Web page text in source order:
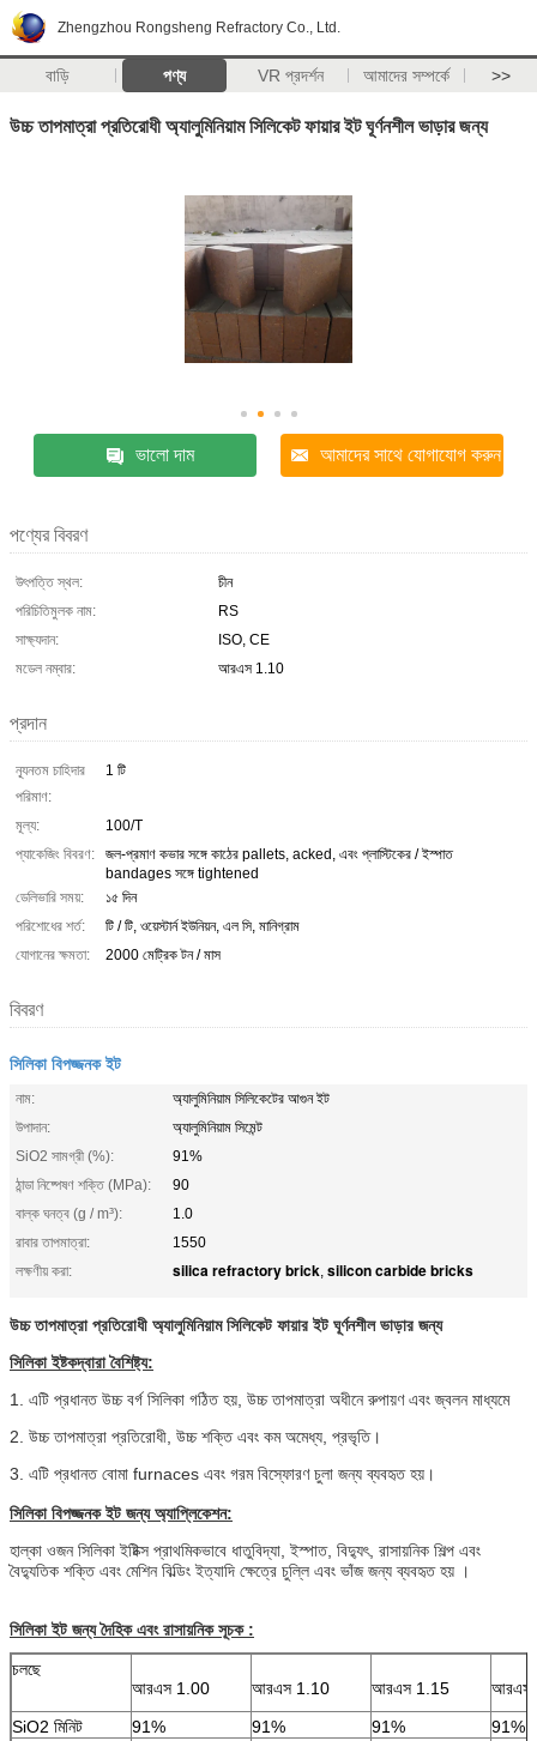
Zhengzhou Rongsheng Refractory Co., Ltd.
বাড়ি পণ্য VR প্রদর্শন আমাদের সম্পর্কে >>
উচ্চ তাপমাত্রা প্রতিরোধী অ্যালুমিনিয়াম সিলিকেট ফায়ার ইট ঘূর্ণনশীল ভাড়ার জন্য
ভালো দাম আমাদের সাথে যোগাযোগ করুন
পণ্যের বিবরণ
উৎপত্তি স্থল:
চীন
পরিচিতিমুলক নাম:
RS
সাক্ষ্যদান:
ISO, CE
মডেল নম্বার:
আরএস 1.10
প্রদান
ন্যূনতম চাহিদার
পরিমাণ:
1 টি
মূল্য:
100/T
প্যাকেজিং বিবরণ:
জল-প্রমাণ কভার সঙ্গে কাঠের pallets, acked, এবং প্লাস্টিকের / ইস্পাত
bandages সঙ্গে tightened
ডেলিভারি সময়:
১৫ দিন
পরিশোধের শর্ত:
টি / টি, ওয়েস্টার্ন ইউনিয়ন, এল সি, মানিগ্রাম
যোগানের ক্ষমতা:
2000 মেট্রিক টন / মাস
বিবরণ
সিলিকা বিপজ্জনক ইট
নাম:
অ্যালুমিনিয়াম সিলিকেটের আগুন ইট
উপাদান:
অ্যালুমিনিয়াম সিমেন্ট
SiO2 সামগ্রী (%):
91%
ঠান্ডা নিষ্পেষণ শক্তি (MPa):
90
বাল্ক ঘনত্ব (g / m³):
1.0
রাবার তাপমাত্রা:
1550
লক্ষণীয় করা:
silica refractory brick, silicon carbide bricks
উচ্চ তাপমাত্রা প্রতিরোধী অ্যালুমিনিয়াম সিলিকেট ফায়ার ইট ঘূর্ণনশীল ভাড়ার জন্য
সিলিকা ইষ্টকদ্বারা বৈশিষ্ট্য:
1. এটি প্রধানত উচ্চ বর্গ সিলিকা গঠিত হয়, উচ্চ তাপমাত্রা অধীনে রুপায়ণ এবং জ্বলন মাধ্যমে
2. উচ্চ তাপমাত্রা প্রতিরোধী, উচ্চ শক্তি এবং কম অমেধ্য, প্রভৃতি।
3. এটি প্রধানত বোমা furnaces এবং গরম বিস্ফোরণ চুলা জন্য ব্যবহৃত হয়।
সিলিকা বিপজ্জনক ইট জন্য অ্যাপ্লিকেশন:
হাল্কা ওজন সিলিকা ইষ্টিক্স প্রাথমিকভাবে ধাতুবিদ্যা, ইস্পাত, বিদ্যুৎ, রাসায়নিক শিল্প এবং
বৈদ্যুতিক শক্তি এবং মেশিন বিল্ডিং ইত্যাদি ক্ষেত্রে চুল্লি এবং ভাঁজ জন্য ব্যবহৃত হয় ।
সিলিকা ইট জন্য দৈহিক এবং রাসায়নিক সূচক :
চলছে
আরএস 1.00
আরএস 1.10 আরএস 1.15
আরএস
SiO2 মিনিট
91% 91% 91%
91%